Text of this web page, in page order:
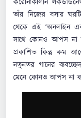
করোনাকালীন
তাঁর নিজের বসার
থেকে এই ‘অনলাইন
সাথে কোনও আপস না
প্রকাশিত কিন্তু কম
নতুনতর গানের
মেনে কোনও আপস না